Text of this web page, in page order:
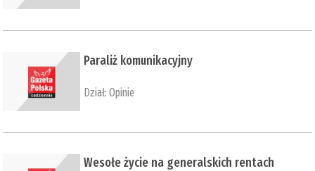
Paraliż komunikacyjny
Dział:Opinie
Wesołe życie na generalskich rentach